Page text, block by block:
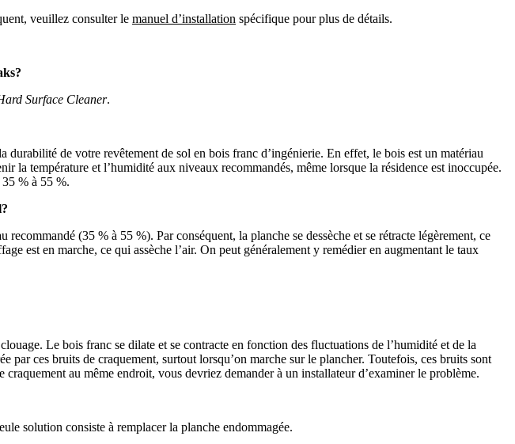
veuillez consulter le manuel d’installation spécifique pour plus de détails.
Surface Cleaner.
de votre revêtement de sol en bois franc d’ingénierie. En effet, le bois est un matériau
la température et l’humidité aux niveaux recommandés, même lorsque la résidence est inoccupée.
% à 55 %.
(35 % à 55 %). Par conséquent, la planche se dessèche et se rétracte légèrement, ce
est en marche, ce qui assèche l’air. On peut généralement y remédier en augmentant le taux
Le bois franc se dilate et se contracte en fonction des fluctuations de l’humidité et de la
ces bruits de craquement, surtout lorsqu’on marche sur le plancher. Toutefois, ces bruits sont
au même endroit, vous devriez demander à un installateur d’examiner le problème.
solution consiste à remplacer la planche endommagée.